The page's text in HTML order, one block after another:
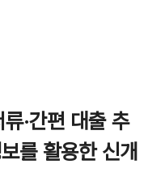
·간편 대출 추
를 활용한 신개